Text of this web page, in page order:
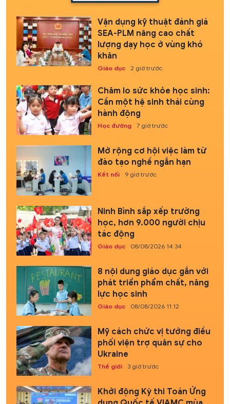
Vận dụng kỹ thuật đánh giá
SEA-PLM nâng cao chất
lượng dạy học ở vùng khó
khăn
Giáo dục 2 giờ trước
Chăm lo sức khỏe học sinh:
Cần một hệ sinh thái cùng
hành động
Học đường 7 giờ trước
Mở rộng cơ hội việc làm từ
đào tạo nghề ngắn hạn
Kết nối 9 giờ trước
Ninh Bình sắp xếp trường
học, hơn 9.000 người chịu
tác động
Giáo dục 08/08/2026 14:34
8 nội dung giáo dục gắn với
phát triển phẩm chất, năng
lực học sinh
Giáo dục 08/08/2026 11:12
Mỹ cách chức vị tướng điều
phối viện trợ quân sự cho
Ukraine
Thế giới 3 giờ trước
Khởi động Kỳ thi Toán Ứng